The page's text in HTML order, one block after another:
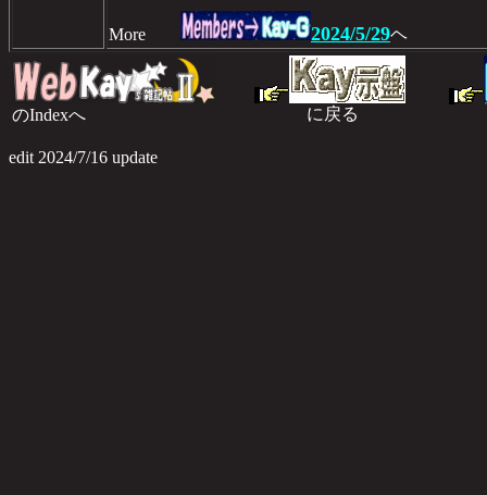
More 2024/5/29ヘ
のIndexへ に戻る
edit 2024/7/16 update